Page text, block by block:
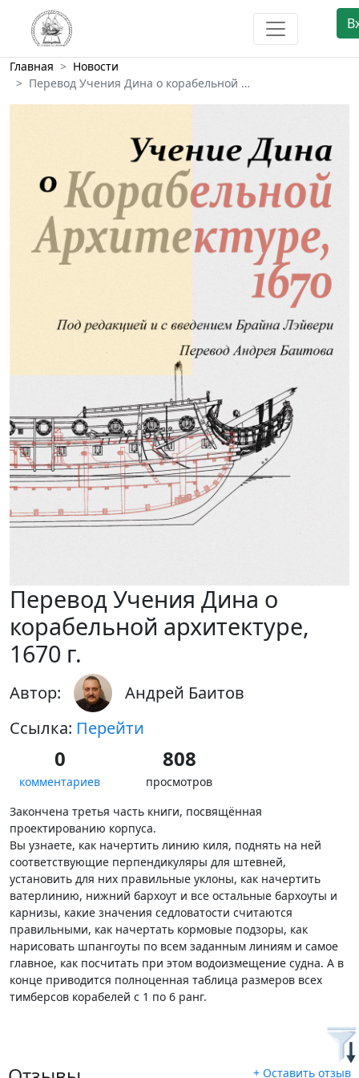
Главная
Новости
Перевод Учения Дина о корабельной …
Перевод Учения Дина о
корабельной архитектуре,
1670 г.
Автор:
Андрей Баитов
Ссылка: Перейти
0
комментариев
808
просмотров
Закончена третья часть книги, посвящённая
проектированию корпуса.
Вы узнаете, как начертить линию киля, поднять на ней
соответствующие перпендикуляры для штевней,
установить для них правильные уклоны, как начертить
ватерлинию, нижний бархоут и все остальные бархоуты и
карнизы, какие значения седловатости считаются
правильными, как начертать кормовые подзоры, как
нарисовать шпангоуты по всем заданным линиям и самое
главное, как посчитать при этом водоизмещение судна. А в
конце приводится полноценная таблица размеров всех
тимберсов корабелей с 1 по 6 ранг.
+ Оставить отзыв